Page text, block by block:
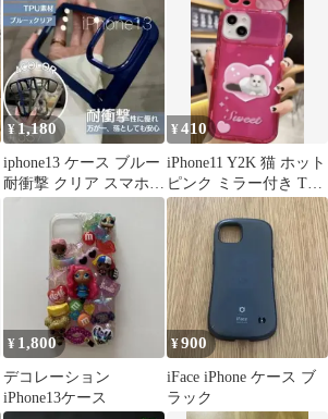
0708
¥1,180
iphone13 ケース ブルー
耐衝撃 クリア スマホケ
ース 透明
¥410
iPhone11 Y2K 猫 ホット
ピンク ミラー付き TPU
ケース
¥ 1,800
デコレーション
iPhone13ケース
¥900
iFace iPhone ケース ブ
ラック